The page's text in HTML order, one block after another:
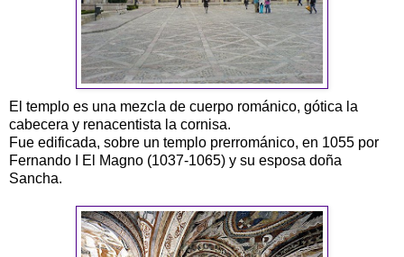
El templo es una mezcla de cuerpo románico, gótica la
cabecera y renacentista la cornisa.
Fue edificada, sobre un templo prerrománico, en 1055 por
Fernando I El Magno (1037-1065) y su esposa doña
Sancha.